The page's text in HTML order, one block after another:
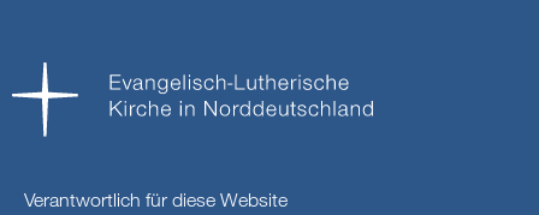
Verantwortlich für diese Website